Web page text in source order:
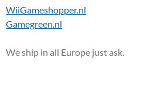
WiiGameshopper.nl
Gamegreen.nl
We ship in all Europe just ask.